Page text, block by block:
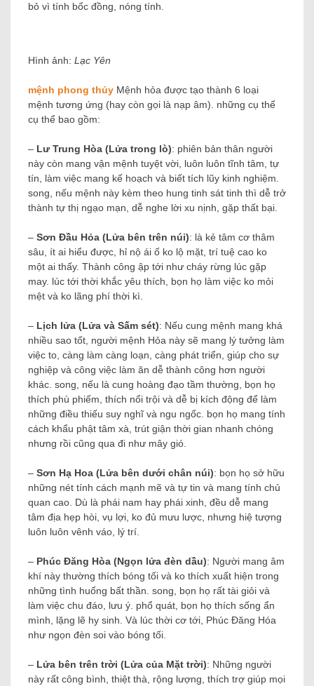
bỏ vì tính bốc đồng, nóng tính.
Hình ảnh: Lạc Yên
mệnh phong thủy
mệnh tương ứng (hay còn gọi là nạp âm). những cụ thể
cụ thể bao gồm:
– Lư Trung Hòa (Lửa trong lò): phiên bản thân người
này còn mang vận mệnh tuyệt vời, luôn luôn tĩnh tâm, tự
tín, làm việc mang kế hoạch và biết tích lũy kinh nghiệm.
song, nếu mệnh này kèm theo hung tinh sát tinh thì dễ trở
thành tự thị ngạo mạn, dễ nghe lời xu nịnh, gặp thất bại.
– Sơn Đầu Hỏa (Lửa bên trên núi): là kẻ tâm cơ thâm
sâu, ít ai hiểu được, hỉ nộ ái ố ko lộ mặt, trí tuệ cao ko
một ai thấy. Thành công ập tới như cháy rừng lúc gặp
may. lúc tới thời khắc yêu thích, bọn họ làm việc ko mỏi
mệt và ko lãng phí thời kì.
– Lịch lửa (Lửa và Sấm sét): Nếu cung mệnh mang khá
nhiều sao tốt, người mệnh Hỏa này sẽ mang lý tưởng làm
việc to, càng làm càng loạn, càng phát triển, giúp cho sự
nghiệp và công việc làm ăn dễ thành công hơn người
khác. song, nếu là cung hoàng đạo tầm thường, bọn họ
thích phù phiếm, thích nổi trội và dễ bị kích động để làm
những điều thiếu suy nghĩ và ngu ngốc. bọn họ mang tính
cách khẩu phật tâm xà, trút giận thời gian nhanh chóng
nhưng rồi cũng qua đi như mây gió.
– Sơn Hạ Hoa (Lửa bên dưới chân núi): bọn họ sở hữu
những nét tính cách mạnh mẽ và tự tin và mang tính chủ
quan cao. Dù là phái nam hay phái xinh, đều dễ mang
tâm địa hẹp hòi, vụ lợi, ko đủ mưu lược, nhưng hiệ tượng
luôn luôn vênh váo, lý trí.
– Phúc Đăng Hòa (Ngọn lửa đèn dầu): Người mang âm
khí này thường thích bóng tối và ko thích xuất hiện trong
những tình huống bất thần. song, bọn họ rất tài giỏi và
làm việc chu đáo, lưu ý. phổ quát, bọn họ thích sống ẩn
mình, lặng lẽ hy sinh. Và lúc thời cơ tới, Phúc Đăng Hóa
như ngọn đèn soi vào bóng tối.
– Lửa bên trên trời (Lửa của Mặt trời): Những người
này rất công bình, thiệt thà, rộng lượng, thích trợ giúp mọi